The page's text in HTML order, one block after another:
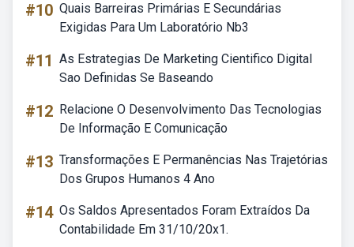
#10 Quais Barreiras Primárias E Secundárias
Exigidas Para Um Laboratório Nb3
#11 As Estrategias De Marketing Cientifico Digital
Sao Definidas Se Baseando
#12 Relacione O Desenvolvimento Das Tecnologias
De Informação E Comunicação
#13 Transformações E Permanências Nas Trajetórias
Dos Grupos Humanos 4 Ano
#14 Os Saldos Apresentados Foram Extraídos Da
Contabilidade Em 31/10/20x1.